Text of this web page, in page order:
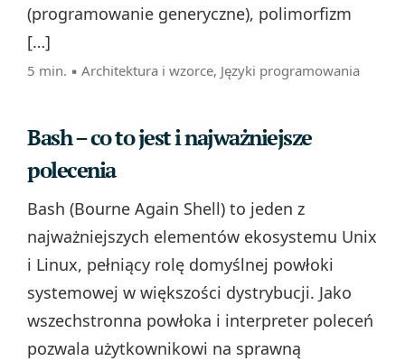
(programowanie generyczne), polimorfizm
[…]
5 min. ▪ Architektura i wzorce, Języki programowania
Bash – co to jest i najważniejsze
polecenia
Bash (Bourne Again Shell) to jeden z
najważniejszych elementów ekosystemu Unix
i Linux, pełniący rolę domyślnej powłoki
systemowej w większości dystrybucji. Jako
wszechstronna powłoka i interpreter poleceń
pozwala użytkownikowi na sprawną